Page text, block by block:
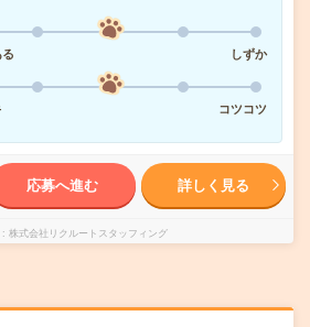
しずか
コツコツ
応募へ進む 詳しく見る
株式会社リクルートスタッフィング